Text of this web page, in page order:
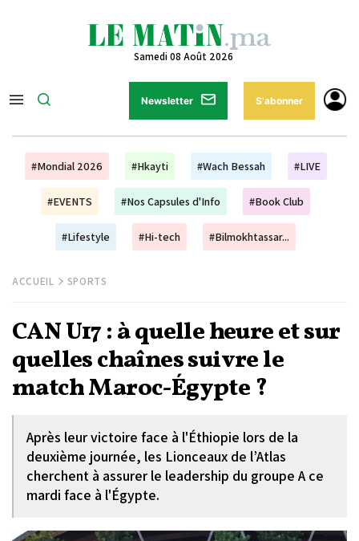
Samedi 08 Août 2026
Newsletter S'abonner
#Mondial 2026 #Hkayti #Wach Bessah #LIVE
#EVENTS #Nos Capsules d'Info #Book Club
#Lifestyle #Hi-tech #Bilmokhtassar...
ACCUEIL SPORTS
CAN U17 : à quelle heure et sur
quelles chaînes suivre le
match Maroc-Égypte ?
Après leur victoire face à l'Éthiopie lors de la
deuxième journée, les Lionceaux de l’Atlas
cherchent à assurer le leadership du groupe A ce
mardi face à l'Égypte.